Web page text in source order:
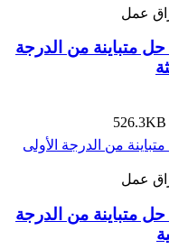
البند 6 حل متباينة من الدرجة
البند 6 حل متباينة من الدرجة